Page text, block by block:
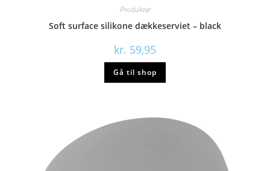
Produkter
Soft surface silikone dækkeserviet – black
kr. 59,95
Gå til shop